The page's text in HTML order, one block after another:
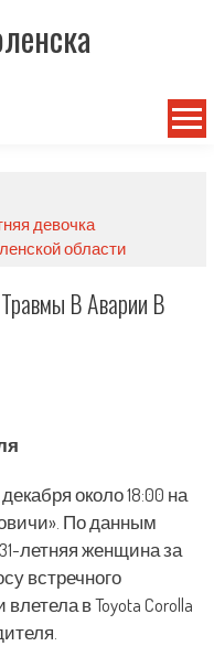
девочка
области
В Аварии В
около 18:00 на
По данным
летняя женщина за
встречного
в Toyota Corolla